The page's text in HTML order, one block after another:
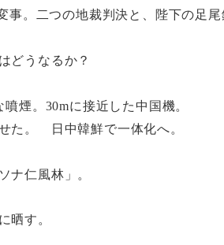
事。二つの地裁判決と、陛下の足尾
どうなるか？
煙。 30mに接近した
た。 日中韓鮮で一体化へ。
ナ仁風林」。
民に晒す。